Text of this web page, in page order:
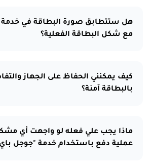
هل ستتطابق صورة البطاقة في
مع شكل البطاقة الفعلية؟
كيف يمكنني الحفاظ على الجهاز
بالبطاقة آمنة؟
ماذا يجب علي فعله لو واجهت أي
عملية دفع باستخدام خدمة "جوجل